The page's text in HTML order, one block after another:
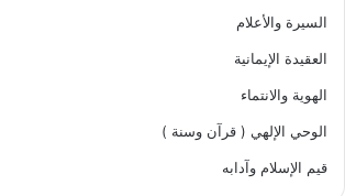
السيرة والأعلام
العقيدة الإيمانية
الهوية والانتماء
الوحي الإلهي ( قرآن وسنة )
قيم الإسلام وآدابه